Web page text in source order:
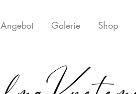
Angebot Galerie Shop